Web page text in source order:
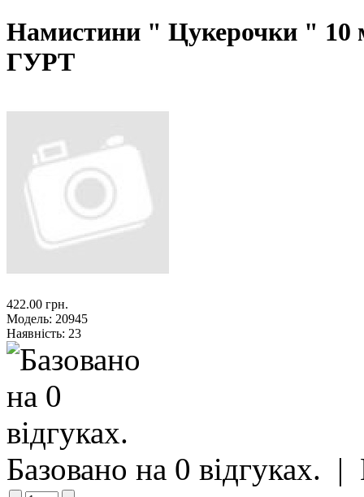
Намистини " Цукерочки "
ГУРТ
422.00 грн.
Модель: 20945
Наявність: 23
Базовано на 0 відгуках. |